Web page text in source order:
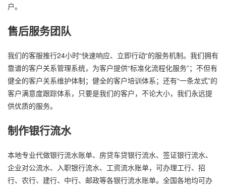
户。
售后服务团队
我们的客服推行24小时“快速响应、立即行动“的服务机制。我们拥有
靠谱的客户关系管理系统，为客户提供“标准化流程化服务”；不但有
健全的客户关系维护体制；健全的客户培训体系；还有“一条龙式”的
客户满意度跟踪体系，只要是我们的客户，不论大小，我们永远提
供优质的服务。
制作银行流水
本地专业代做银行流水账单、房贷车贷银行流水、签证银行流水、
企业对公流水、入职银行流水、工资流水账单，可办理工行、招
行、农行、建行、中行、邮政等各银行流水账单。全国各地均可办